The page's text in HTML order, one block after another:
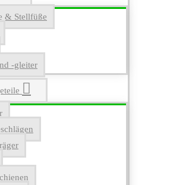
& Stellfüße
-gleiter